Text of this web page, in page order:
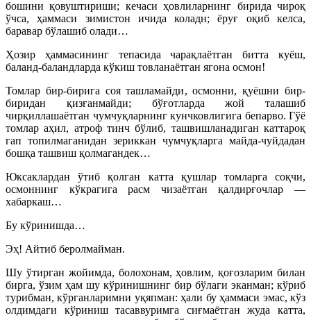
бошини қовуштириши; кечаси ҳовлиларнинг бирида чироқ
ўчса, ҳаммаси зимистон ичида коладн; ёруғ оқиб келса,
баравар бўлашиб олади…
Ҳозир ҳаммасининг тепасида чарақлаётган битта куёш,
баланд-баландларда кўкиш товланаётган ягона осмон!
Томлар бир-бирига соя ташламайди, осмонни, қуёшни бир-
биридан қизғанмайди; бўғотларда жой талашиб
чирқиллашаётган чумчуқларнинг кунчковлигига бепарво. Гўё
томлар аҳил, атроф тинч бўлиб, ташвишланадиган каттароқ
гап топилмаганидан зериккан чумчуқларга майда-чуйдадан
бошқа ташвиш қолмагандек…
Юксаклардан ўтиб қолган катта қушлар томларга соқчи,
осмоннинг кўкрагига расм чизаётган қалдирғочлар —
хабаркаш…
Бу кўринишда…
Эҳ! Айтиб беролмайман.
Шу ўтирган жойимда, болохонам, ҳовлим, қоғозларим билан
бирга, ўзим ҳам шу кўринишнинг бир бўлаги эканман; кўриб
турибман, кўрганларимни уқяпман: ҳали бу ҳаммаси эмас, кўз
олдимдаги кўриниш тасаввуримга сиғмаётган жуда катта,